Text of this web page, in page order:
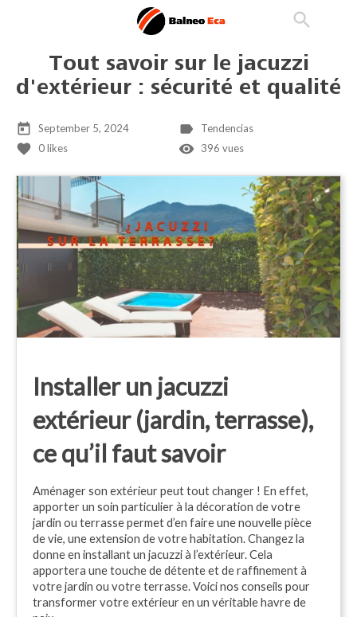
search
Tout savoir sur le jacuzzi
d'extérieur : sécurité et qualité
today September 5, 2024 label Tendencias
favorite 0likes remove_red_eye 396 vues
Installer un jacuzzi
extérieur (jardin, terrasse),
ce qu’il faut savoir
Aménager son extérieur peut tout changer ! En effet,
apporter un soin particulier à la décoration de votre
jardin ou terrasse permet d’en faire une nouvelle pièce
de vie, une extension de votre habitation. Changez la
donne en installant un jacuzzi à l’extérieur. Cela
apportera une touche de détente et de raffinement à
votre jardin ou votre terrasse. Voici nos conseils pour
transformer votre extérieur en un véritable havre de